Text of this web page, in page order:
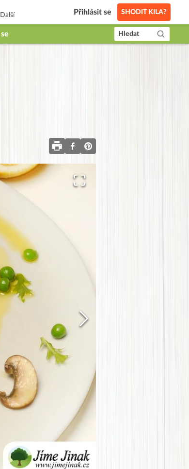
Další Přihlásit se SHODIT KILA?
Hledat